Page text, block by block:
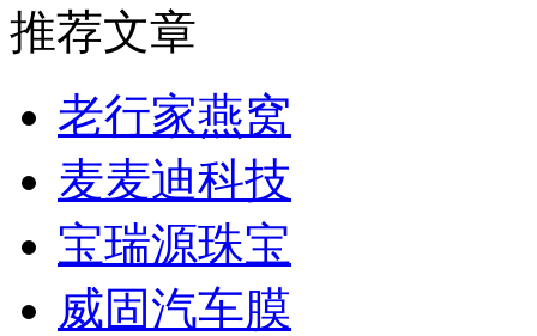
推荐文章
老行家燕窝
麦麦迪科技
宝瑞源珠宝
威固汽车膜